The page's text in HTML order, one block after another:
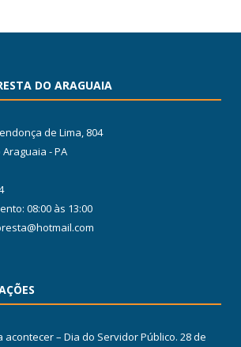
DO ARAGUAIA
de Lima, 804
- PA
08:00 às 13:00
acontecer – Dia do Servidor Público. 28 de